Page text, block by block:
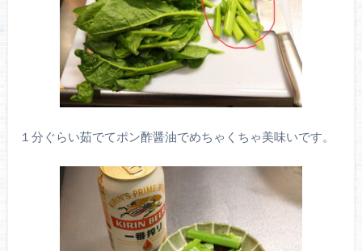
１分ぐらい茹でてポン酢醤油でめちゃくちゃ美味いです。